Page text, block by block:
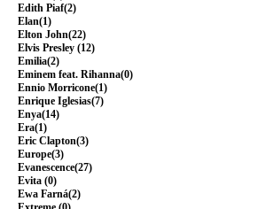
Edith Piaf(2)
Elan(1)
Elton John(22)
Elvis Presley (12)
Emilia(2)
Eminem feat. Rihanna(0)
Ennio Morricone(1)
Enrique Iglesias(7)
Enya(14)
Era(1)
Eric Clapton(3)
Europe(3)
Evanescence(27)
Evita (0)
Ewa Farná(2)